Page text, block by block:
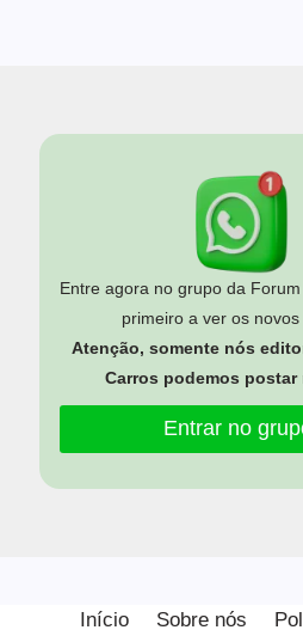
Entre agora no grupo da
primeiro a ver os novos
Atenção, somente nós
Carros podemos postar
Entrar no
Início Sobre nós
experiência em nosso site.